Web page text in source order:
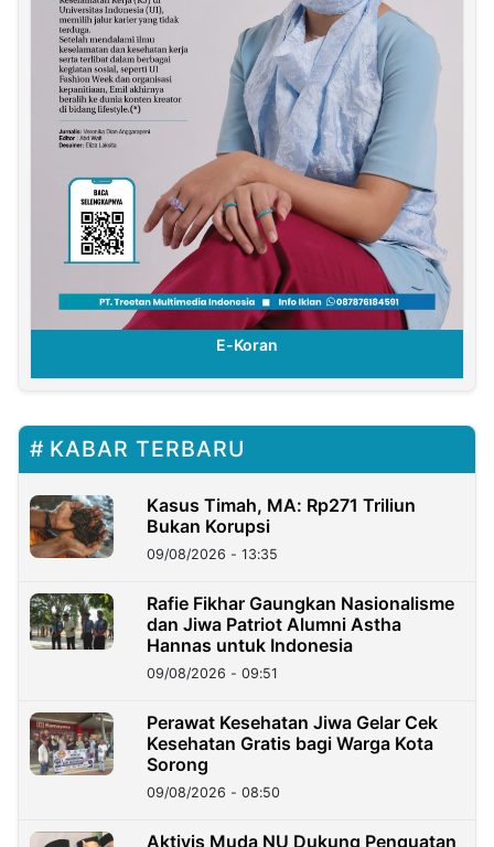
E-Koran
KABAR TERBARU
Kasus Timah, MA: Rp271 Triliun
Bukan Korupsi
09/08/2026 - 13:35
Rafie Fikhar Gaungkan Nasionalisme
dan Jiwa Patriot Alumni Astha
Hannas untuk Indonesia
09/08/2026 - 09:51
Perawat Kesehatan Jiwa Gelar Cek
Kesehatan Gratis bagi Warga Kota
Sorong
09/08/2026 - 08:50
Aktivis Muda NU Dukung Penguatan